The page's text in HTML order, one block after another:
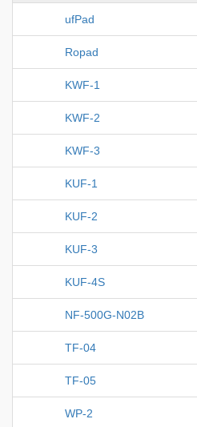
ufPad
Ropad
KWF-1
KWF-2
KWF-3
KUF-1
KUF-2
KUF-3
KUF-4S
NF-500G-N02B
TF-04
TF-05
WP-2